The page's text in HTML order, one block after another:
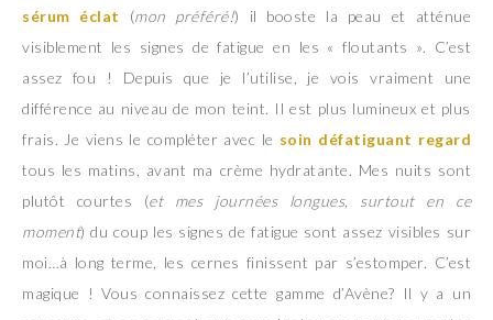
sérum éclat
(mon préféré!) il booste la peau et atténue
visiblement les signes de fatigue en les « floutants ». C’est
assez fou ! Depuis que je l’utilise, je vois vraiment une
différence au niveau de mon teint. Il est plus lumineux et plus
frais. Je viens le compléter avec le soin défatiguant regard
tous les matins, avant ma crème hydratante. Mes nuits sont
plutôt courtes (et mes journées longues, surtout en ce
moment) du coup les signes de fatigue sont assez visibles sur
moi…à long terme, les cernes finissent par s’estomper. C’est
magique ! Vous connaissez cette gamme d’Avène? Il y a un